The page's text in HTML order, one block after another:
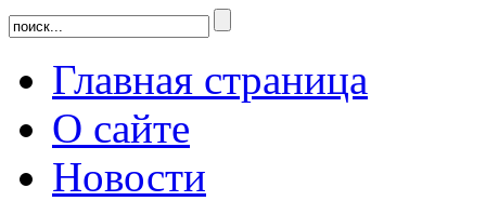
Главная страница
О сайте
Новости